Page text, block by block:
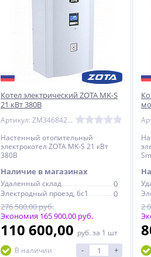
Котел электрический ZOTA MK-S
21 кВт 380В
Артикул: ZM3468421021
Настенный отопительный
электрокотел ZOTA MK-S 21 кВт
380В
Наличие в магазинах
Удаленный склад 0
Электродный проезд, 6с1
0
276 500,00 руб.
Экономия 165 900,00 руб.
110 600,00 руб. за 1 шт
В наличии
- +
2